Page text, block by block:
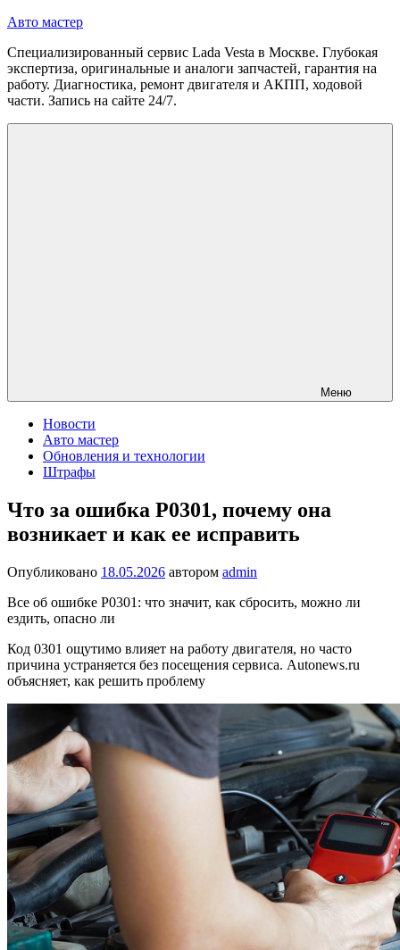
Перейти
содержимому
Авто мастер
Специализированный сервис Lada Vesta в Москве. Глубокая
экспертиза, оригинальные и аналоги запчастей, гарантия на
работу. Диагностика, ремонт двигателя и АКПП, ходовой
части. Запись на сайте 24/7.
Меню
Новости
Авто мастер
Обновления и технологии
Штрафы
Что за ошибка P0301, почему она
возникает и как ее исправить
Опубликовано 18.05.2026 автором admin
Все об ошибке P0301: что значит, как сбросить, можно ли
ездить, опасно ли
Код 0301 ощутимо влияет на работу двигателя, но часто
причина устраняется без посещения сервиса. Autonews.ru
объясняет, как решить проблему